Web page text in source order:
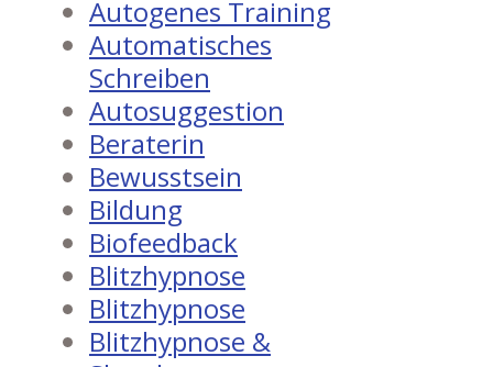
Autogenes Training
Automatisches
Schreiben
Autosuggestion
Beraterin
Bewusstsein
Bildung
Biofeedback
Blitzhypnose
Blitzhypnose
Blitzhypnose &